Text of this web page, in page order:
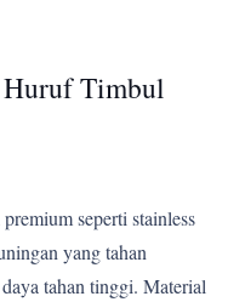
Huruf Timbul
seperti stainless
yang tahan
tahan tinggi. Material